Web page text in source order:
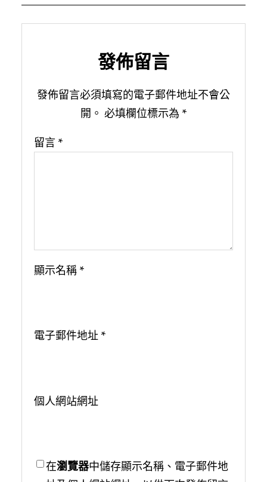
發佈留言
發佈留言必須填寫的電子郵件地址不會公
開。 必填欄位標示為 *
留言 *
顯示名稱 *
電子郵件地址 *
個人網站網址
在瀏覽器中儲存顯示名稱、電子郵件地